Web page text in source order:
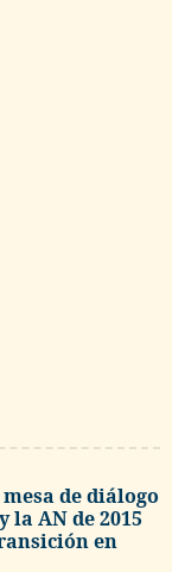
de diálogo
la AN de 2015
en